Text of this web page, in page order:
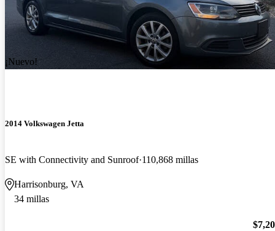
¡Nuevo!
2014 Volkswagen Jetta
SE with Connectivity and Sunroof 110,868 millas
Harrisonburg, VA
34 millas